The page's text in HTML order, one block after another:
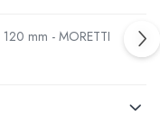
mm - MORETTI